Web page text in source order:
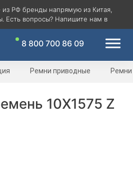
РФ бренды напрямую из Китая,
Есть вопросы? Напишите нам в
8 800 700 86 09
Ремни приводные
10Х1575 Z